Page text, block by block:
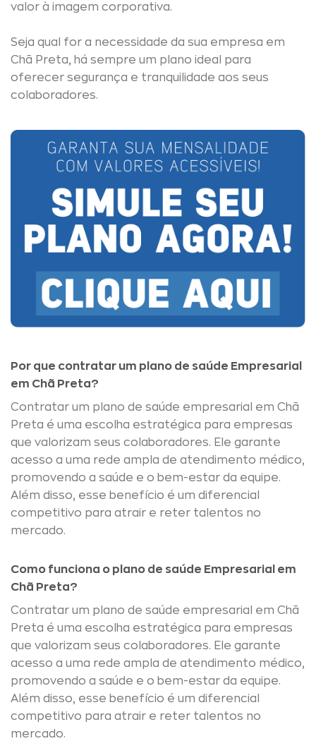
valor à imagem corporativa.
Seja qual for a necessidade da sua empresa em
Chã Preta, há sempre um plano ideal para
oferecer segurança e tranquilidade aos seus
colaboradores.
Por que contratar um plano de saúde Empresarial
em Chã Preta?
Contratar um plano de saúde empresarial em Chã
Preta é uma escolha estratégica para empresas
que valorizam seus colaboradores. Ele garante
acesso a uma rede ampla de atendimento médico,
promovendo a saúde e o bem-estar da equipe.
Além disso, esse benefício é um diferencial
competitivo para atrair e reter talentos no
mercado.
Como funciona o plano de saúde Empresarial em
Chã Preta?
Contratar um plano de saúde empresarial em Chã
Preta é uma escolha estratégica para empresas
que valorizam seus colaboradores. Ele garante
acesso a uma rede ampla de atendimento médico,
promovendo a saúde e o bem-estar da equipe.
Além disso, esse benefício é um diferencial
competitivo para atrair e reter talentos no
mercado.